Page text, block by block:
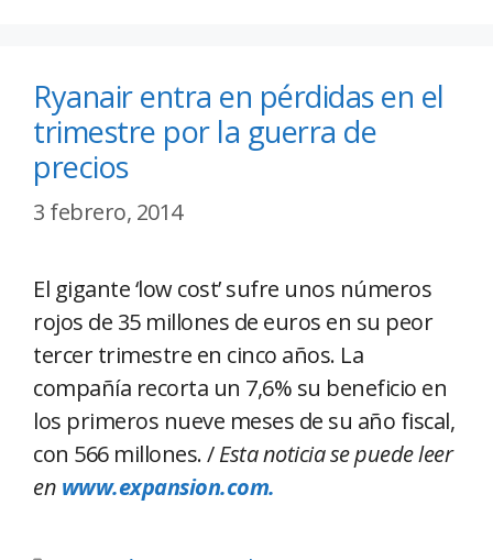
Ryanair entra en pérdidas en el
trimestre por la guerra de
precios
3 febrero, 2014
El gigante ‘low cost’ sufre unos números
rojos de 35 millones de euros en su peor
tercer trimestre en cinco años. La
compañía recorta un 7,6% su beneficio en
los primeros nueve meses de su año fiscal,
con 566 millones. /Esta noticia se puede leer
en www.expansion.com.